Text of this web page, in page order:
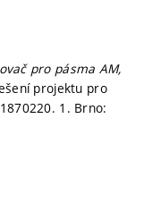
pro pásma AM,
projektu pro
1. Brno: